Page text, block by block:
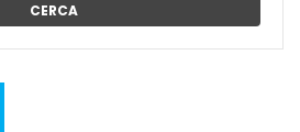
CERCA